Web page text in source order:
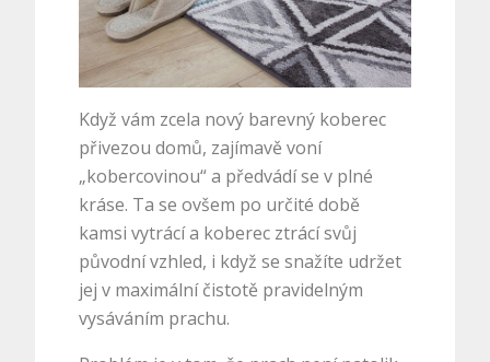
Když vám zcela nový barevný koberec
přivezou domů, zajímavě voní
„kobercovinou“ a předvádí se v plné
kráse. Ta se ovšem po určité době
kamsi vytrácí a koberec ztrácí svůj
původní vzhled, i když se snažíte udržet
jej v maximální čistotě pravidelným
vysáváním prachu.